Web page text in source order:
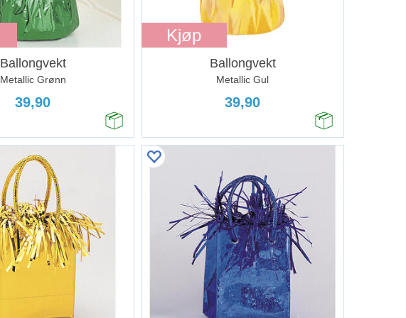
Ballongvekt
Metallic Grønn
39,90
Kjøp
Ballongvekt
Metallic Gul
39,90